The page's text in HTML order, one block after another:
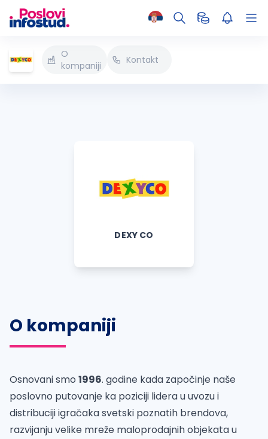
O
kompaniji
Kontakt
DEXY CO
O kompaniji
Osnovani smo 1996. godine kada započinje naše
poslovno putovanje ka poziciji lidera u uvozu i
distribuciji igračaka svetski poznatih brendova,
razvijanju velike mreže maloprodajnih objekata u